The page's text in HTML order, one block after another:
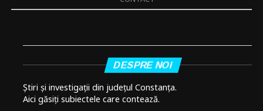
DESPRE NOI
Știri și investigații din județul Constanța.
Aici găsiți subiectele care contează.